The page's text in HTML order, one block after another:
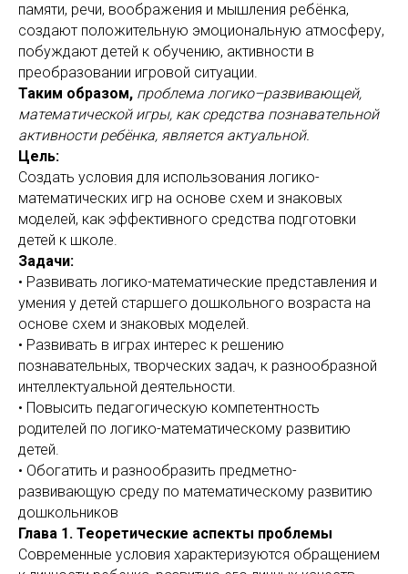
памяти, речи, воображения и мышления ребёнка,
создают положительную эмоциональную атмосферу,
побуждают детей к обучению, активности в
преобразовании игровой ситуации.
Таким образом, проблема логико–развивающей,
математической игры, как средства познавательной
активности ребёнка, является актуальной.
Цель:
Создать условия для использования логико-
математических игр на основе схем и знаковых
моделей, как эффективного средства подготовки
детей к школе.
Задачи:
• Развивать логико-математические представления и
умения у детей старшего дошкольного возраста на
основе схем и знаковых моделей.
• Развивать в играх интерес к решению
познавательных, творческих задач, к разнообразной
интеллектуальной деятельности.
• Повысить педагогическую компетентность
родителей по логико-математическому развитию
детей.
• Обогатить и разнообразить предметно-
развивающую среду по математическому развитию
дошкольников
Глава 1. Теоретические аспекты проблемы
Современные условия характеризуются обращением